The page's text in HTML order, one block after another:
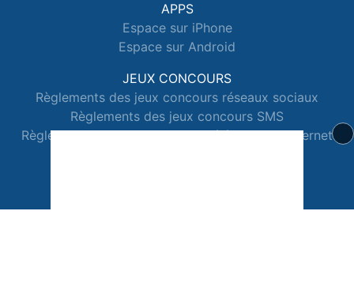
APPS
Espace sur iPhone
Espace sur Android
JEUX CONCOURS
Règlements des jeux concours réseaux sociaux
Règlements des jeux concours SMS
Règlements des jeux concours téléphone et internet